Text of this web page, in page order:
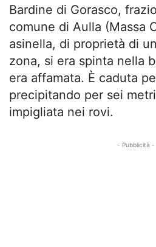
Bardine di Gorasco,
comune di Aulla (Massa
asinella, di proprietà di
zona, si era spinta nella
era affamata. È caduta
precipitando per sei
impigliata nei rovi.
- Pubblicità -